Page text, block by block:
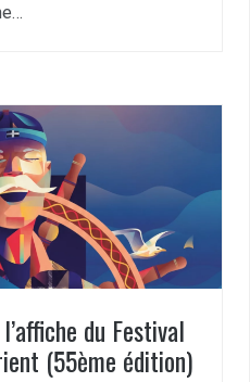
du Festival
(55ème édition)